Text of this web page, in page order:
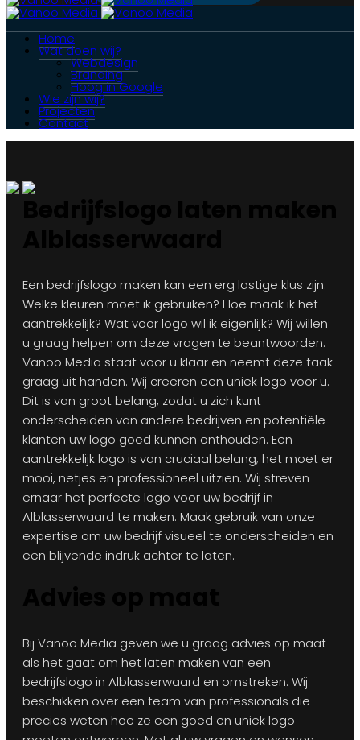
Home
Wat doen wij?
Webdesign
Branding
Hoog in Google
Wie zijn wij?
Projecten
Contact
Een bedrijfslogo maken kan een erg lastige klus zijn.
Welke kleuren moet ik gebruiken? Hoe maak ik het
aantrekkelijk? Wat voor logo wil ik eigenlijk? Wij willen
u graag helpen om deze vragen te beantwoorden.
Vanoo Media staat voor u klaar en neemt deze taak
graag uit handen. Wij creëren een uniek logo voor u.
Dit is van groot belang, zodat u zich kunt
onderscheiden van andere bedrijven en potentiële
klanten uw logo goed kunnen onthouden. Een
aantrekkelijk logo is van cruciaal belang; het moet er
mooi, netjes en professioneel uitzien. Wij streven
ernaar het perfecte logo voor uw bedrijf in
Alblasserwaard te maken. Maak gebruik van onze
expertise om uw bedrijf visueel te onderscheiden en
een blijvende indruk achter te laten.
Bij Vanoo Media geven we u graag advies op maat
als het gaat om het laten maken van een
bedrijfslogo in Alblasserwaard en omstreken. Wij
beschikken over een team van professionals die
precies weten hoe ze een goed en uniek logo